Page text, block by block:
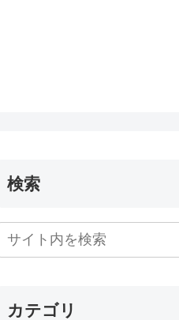
検索
カテゴリ